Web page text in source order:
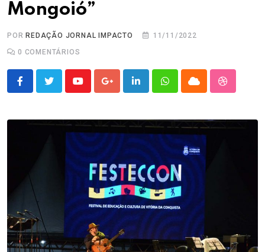
Mongoió”
POR REDAÇÃO JORNAL IMPACTO
11/11/2022
0 COMENTÁRIOS
YoutubeGoogle+LinkedInWhatsappCloud